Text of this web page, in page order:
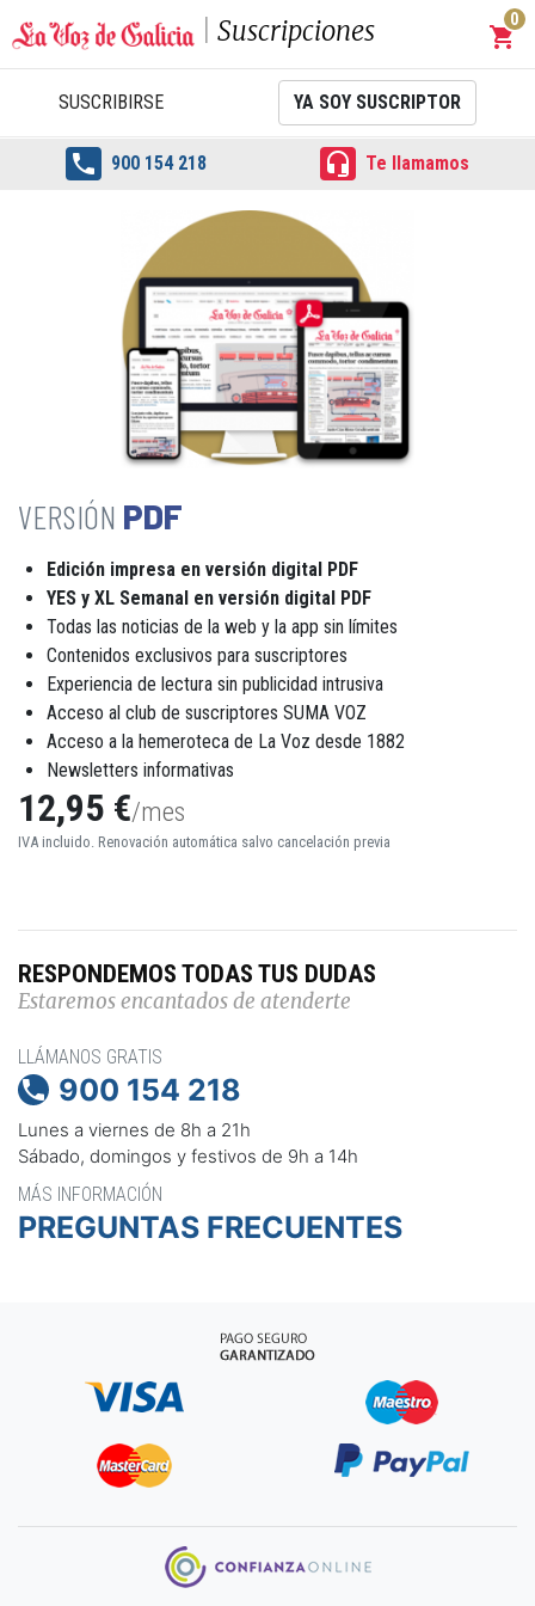
Suscripciones shopping_cart
0
SUSCRIBIRSE YA SOY SUSCRIPTOR
 900 154 218  Te llamamos
PDF
Edición impresa en versión digital PDF
YES y XL Semanal en versión digital PDF
Todas las noticias de la web y la app sin límites
Contenidos exclusivos para suscriptores
Experiencia de lectura sin publicidad intrusiva
Acceso al club de suscriptores SUMA VOZ
Acceso a la hemeroteca de La Voz desde 1882
Newsletters informativas
12,95 €/mes
IVA incluido. Renovación automática salvo cancelación previa
RESPONDEMOS TODAS TUS DUDAS
Estaremos encantados de atenderte
LLÁMANOS GRATIS
 900 154 218
Lunes a viernes de 8h a 21h
Sábado, domingos y festivos de 9h a 14h
MÁS INFORMACIÓN
PREGUNTAS FRECUENTES